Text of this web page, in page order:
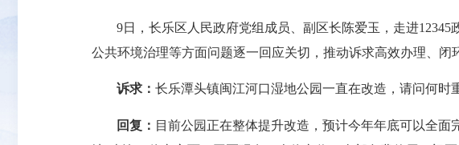
9日，长乐区人民政府党组成员、副区长陈爱玉，走进
公共环境治理等方面问题逐一回应关切，推动诉求高效办理、闭
诉求： 长乐潭头镇闽江河口湿地公园一直在改造，请问何时
回复： 目前公园正在整体提升改造，预计今年年底可以全